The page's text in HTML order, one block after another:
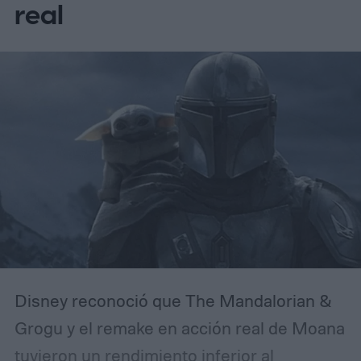
para el 30 de abril de 2027.
real
Disney reconoció que The Mandalorian &
Grogu y el remake en acción real de Moana
tuvieron un rendimiento inferior al